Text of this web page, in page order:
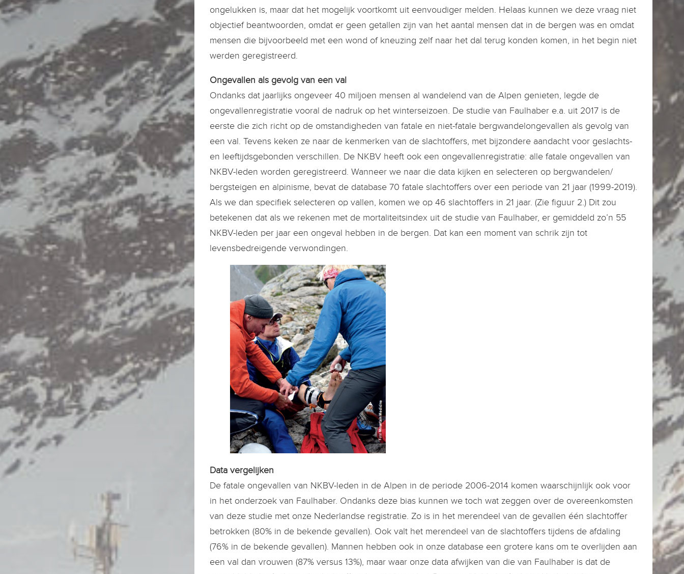
ongelukken is, maar dat het mogelijk voortkomt uit eenvoudiger melden. Helaas kunnen we deze vraag niet
objectief beantwoorden, omdat er geen getallen zijn van het aantal mensen dat in de bergen was en omdat
mensen die bijvoorbeeld met een wond of kneuzing zelf naar het dal terug konden komen, in het begin niet
werden geregistreerd.
Ongevallen als gevolg van een val
Ondanks dat jaarlijks ongeveer 40 miljoen mensen al wandelend van de Alpen genieten, legde de
ongevallenregistratie vooral de nadruk op het winterseizoen. De studie van Faulhaber e.a. uit 2017 is de
eerste die zich richt op de omstandigheden van fatale en niet-fatale bergwandelongevallen als gevolg van
een val. Tevens keken ze naar de kenmerken van de slachtoffers, met bijzondere aandacht voor geslachts-
en leeftijdsgebonden verschillen. De NKBV heeft ook een ongevallenregistratie: alle fatale ongevallen van
NKBV-leden worden geregistreerd. Wanneer we naar die data kijken en selecteren op bergwandelen/
bergsteigen en alpinisme, bevat de database 70 fatale slachtoffers over een periode van 21 jaar (1999-2019).
Als we dan specifiek selecteren op vallen, komen we op 46 slachtoffers in 21 jaar. (Zie figuur 2.) Dit zou
betekenen dat als we rekenen met de mortaliteitsindex uit de studie van Faulhaber, er gemiddeld zo’n 55
NKBV-leden per jaar een ongeval hebben in de bergen. Dat kan een moment van schrik zijn tot
levensbedreigende verwondingen.
Data vergelijken
De fatale ongevallen van NKBV-leden in de Alpen in de periode 2006-2014 komen waarschijnlijk ook voor
in het onderzoek van Faulhaber. Ondanks deze bias kunnen we toch wat zeggen over de overeenkomsten
van deze studie met onze Nederlandse registratie. Zo is in het merendeel van de gevallen één slachtoffer
betrokken (80% in de bekende gevallen). Ook valt het merendeel van de slachtoffers tijdens de afdaling
(76% in de bekende gevallen). Mannen hebben ook in onze database een grotere kans om te overlijden aan
een val dan vrouwen (87% versus 13%), maar waar onze data afwijken van die van Faulhaber is dat de